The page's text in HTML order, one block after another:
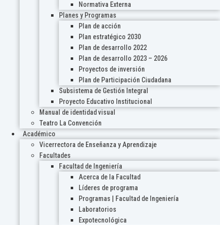
Normativa Externa
Planes y Programas
Plan de acción
Plan estratégico 2030
Plan de desarrollo 2022
Plan de desarrollo 2023 – 2026
Proyectos de inversión
Plan de Participación Ciudadana
Subsistema de Gestión Integral
Proyecto Educativo Institucional
Manual de identidad visual
Teatro La Convención
Académico
Vicerrectora de Enseñanza y Aprendizaje
Facultades
Facultad de Ingeniería
Acerca de la Facultad
Líderes de programa
Programas | Facultad de Ingeniería
Laboratorios
Expotecnológica